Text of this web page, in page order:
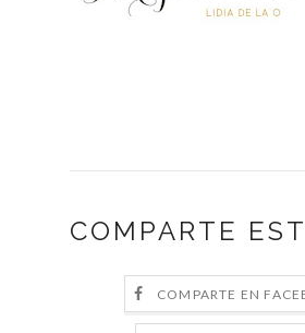
COMPARTE
COMPARTE EN